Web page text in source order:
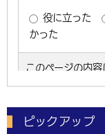
ピックアップ